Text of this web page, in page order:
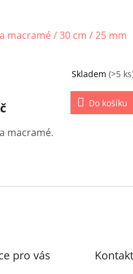
macramé / 30 cm / 25 mm
Skladem (>5
Do košíku
macramé.
pro vás Kontakt